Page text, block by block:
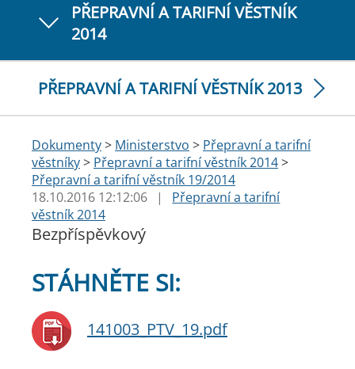
PŘEPRAVNÍ A TARIFNÍ VĚSTNÍK
2014
PŘEPRAVNÍ A TARIFNÍ VĚSTNÍK 2013
Dokumenty> Ministerstvo > Přepravní a tarifní
věstníky> Přepravní a tarifní věstník 2014>
Přepravní a tarifní věstník 19/2014
18.10.2016 12:12:06
|
Přepravní a tarifní
věstník 2014
Bezpříspěvkový
STÁHNĚTE SI:
141003_PTV_19.pdf